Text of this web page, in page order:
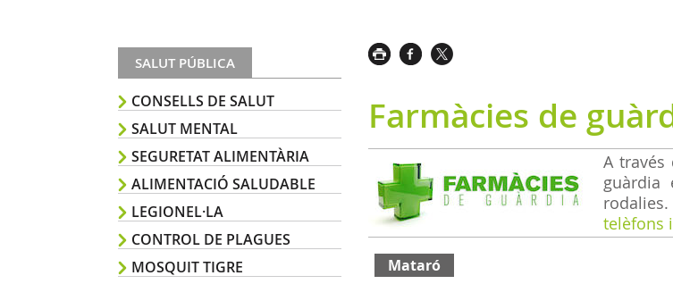
SALUT PÚBLICA
CONSELLS DE SALUT
SALUT MENTAL
SEGURETAT ALIMENTÀRIA
ALIMENTACIÓ SALUDABLE
LEGIONEL·LA
CONTROL DE PLAGUES
MOSQUIT TIGRE
Farmàcies de
A través
guàrdia
telèfons
Mataró